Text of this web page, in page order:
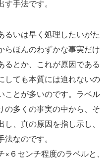
手法です。
るいは早く処理したいがた
らほんのわずかな事実だけ
るとか、これが原因である
しても本質には迫れないの
ことが多いのです。ラベル
の多くの事実の中から、そ
、真の原因を指し示し、
なのです。
６センチ程度のラベルと、